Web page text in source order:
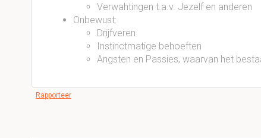
Verwahtingen t.a.v. Jezelf en anderen
Onbewust:
Drijfveren
Instinctmatige behoeften
Angsten en Passies, waarvan het
Rapporteer